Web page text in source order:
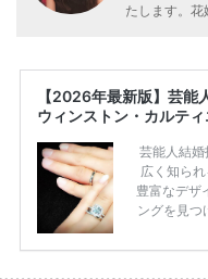
たします。花
【2026年最新版】芸能
ウィンストン・カルテ
芸能人結
広く知ら
豊富なデザ
ングを見つ
入が可能♩